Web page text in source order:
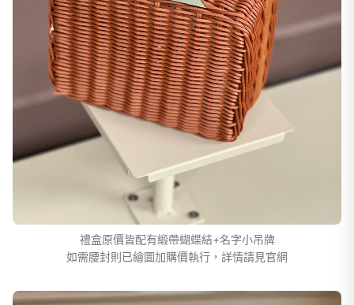
禮盒原價皆配有緞帶蝴蝶結+名字小吊牌
如需腰封則已繪圖加購價執行，詳情請見官網